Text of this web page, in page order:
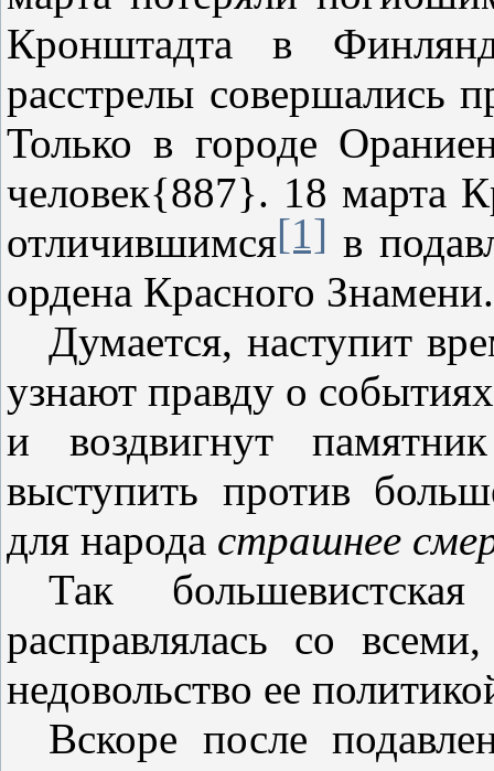
Кронштадта в
расстрелы совершались
Только в городе
человек{887}. 18 марта
отличившимся[1] в
ордена Красного Знамени.
Думается, наступит
узнают правду о
и воздвигнут
выступить против
для народа страшнее
Так
расправлялась со
недовольство ее
Вскоре после